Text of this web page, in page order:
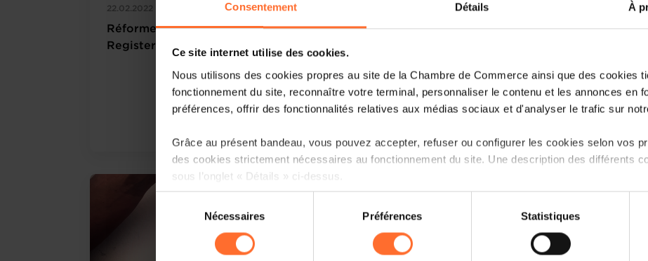
Consentement Détails À
Ce site internet utilise des cookies.
Nous utilisons des cookies propres au site de la Chambre de Commerce ainsi que des cookies
fonctionnement du site, reconnaître votre terminal, personnaliser le contenu et les annonces en
préférences, offrir des fonctionnalités relatives aux médias sociaux et d'analyser le trafic sur
Grâce au présent bandeau, vous pouvez accepter, refuser ou configurer les cookies selon vos
des cookies strictement nécessaires au fonctionnement du site. Une description des différents
sous l’onglet « Détails » ci-dessus.
Il est précisé que la navigation sur le site et certaines fonctionnalités (ex : lecture de vidéos,
sociaux, sauvegarde des préférences de lecture vidéo, personnalisation de l’affichage du site)
cas de refus de tous les cookies ou des cookies non nécessaires.
consentement
Nécessaires Préférences Statistiques
22.02.2022
Réforme de Luxembourg Business
Registers
News institutionnelles